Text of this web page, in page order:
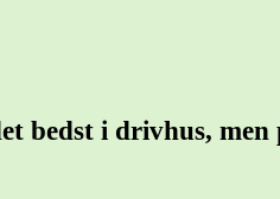
bedst i drivhus, men